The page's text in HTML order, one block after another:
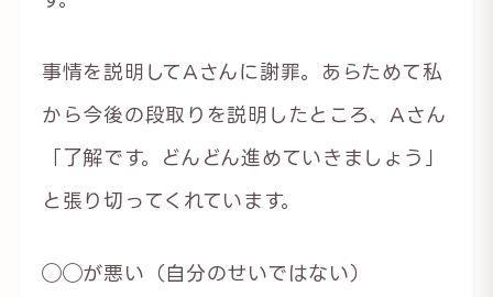
事情を説明してAさんに謝罪。あらためて私
から今後の段取りを説明したところ、Aさん
「了解です。どんどん進めていきましょう」
と張り切ってくれています。
◯◯が悪い（自分のせいではない）